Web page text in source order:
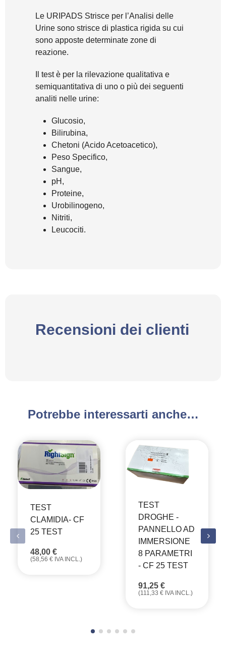
Le URIPADS Strisce per l’Analisi delle
Urine sono strisce di plastica rigida su cui
sono apposte determinate zone di
reazione.
Il test è per la rilevazione qualitativa e
semiquantitativa di uno o più dei seguenti
analiti nelle urine:
Glucosio,
Bilirubina,
Chetoni (Acido Acetoacetico),
Peso Specifico,
Sangue,
pH,
Proteine,
Urobilinogeno,
Nitriti,
Leucociti.
Recensioni dei clienti
Potrebbe interessarti anche…
TEST
CLAMIDIA- CF
25 TEST
48,00 €
(58,56 € IVA INCL.)
TEST
DROGHE -
PANNELLO AD
IMMERSIONE
8 PARAMETRI
- CF 25 TEST
91,25 €
(111,33 € IVA INCL.)